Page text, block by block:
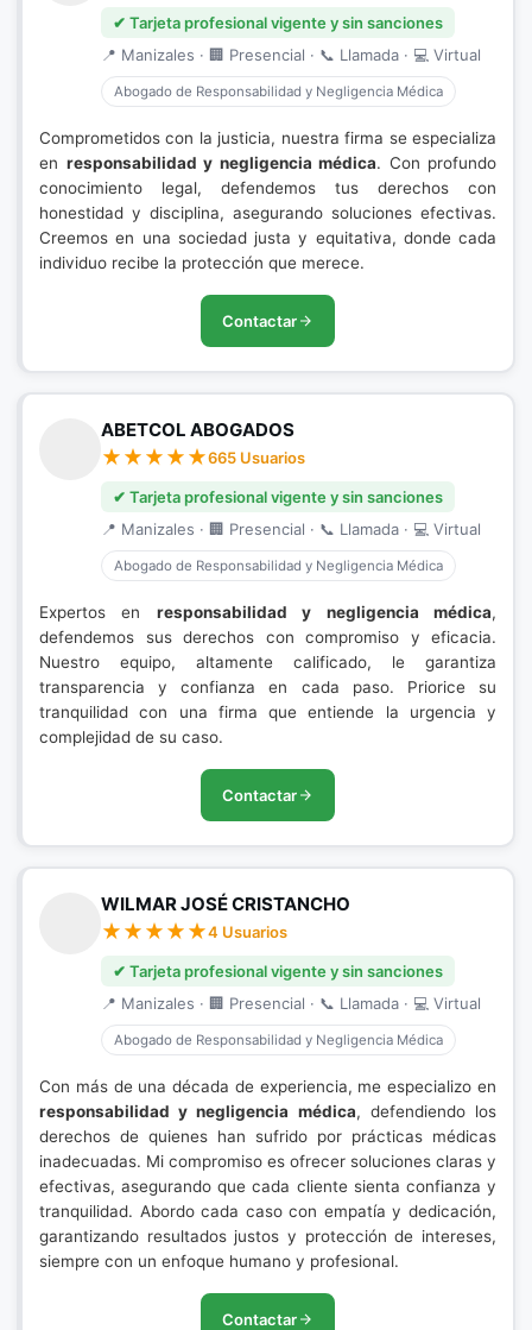
✔ Tarjeta profesional vigente y sin sanciones
📍 Manizales · 🏢 Presencial · 📞 Llamada · 💻 Virtual
Abogado de Responsabilidad y Negligencia Médica
Comprometidos con la justicia, nuestra firma se especializa
en responsabilidad y negligencia médica. Con profundo
conocimiento legal, defendemos tus derechos con
honestidad y disciplina, asegurando soluciones efectivas.
Creemos en una sociedad justa y equitativa, donde cada
individuo recibe la protección que merece.
Contactar
ABETCOL ABOGADOS
665 Usuarios
✔ Tarjeta profesional vigente y sin sanciones
📍 Manizales · 🏢 Presencial · 📞 Llamada · 💻 Virtual
Abogado de Responsabilidad y Negligencia Médica
Expertos en responsabilidad y negligencia médica,
defendemos sus derechos con compromiso y eficacia.
Nuestro equipo, altamente calificado, le garantiza
transparencia y confianza en cada paso. Priorice su
tranquilidad con una firma que entiende la urgencia y
complejidad de su caso.
Contactar
WILMAR JOSÉ CRISTANCHO
4 Usuarios
✔ Tarjeta profesional vigente y sin sanciones
📍 Manizales · 🏢 Presencial · 📞 Llamada · 💻 Virtual
Abogado de Responsabilidad y Negligencia Médica
Con más de una década de experiencia, me especializo en
responsabilidad y negligencia médica, defendiendo los
derechos de quienes han sufrido por prácticas médicas
inadecuadas. Mi compromiso es ofrecer soluciones claras y
efectivas, asegurando que cada cliente sienta confianza y
tranquilidad. Abordo cada caso con empatía y dedicación,
garantizando resultados justos y protección de intereses,
siempre con un enfoque humano y profesional.
Contactar